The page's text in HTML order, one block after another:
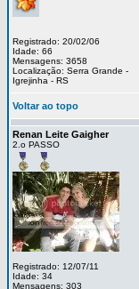
Registrado: 20/02/06
Idade: 66
Mensagens: 3658
Localização: Serra Grande -
Igrejinha - RS
Voltar ao topo
Renan Leite Gaigher
2.o PASSO
Registrado: 12/07/11
Idade: 34
Mensagens: 303